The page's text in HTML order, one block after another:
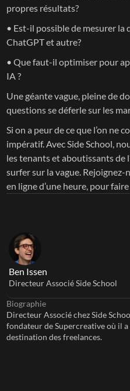
propres résultats?
• Est-il possible de mesurer
ChatGPT et autre?
• Que faut-il optimiser pour
IA ?
Une géante vague, pleine de
questions se déferle sur les
Si on a peur de ce que l’on ne
impératif. Avec Side School,
les tenants et aboutissants de
surfer sur la vague.
en ligne d’une heure, pour
Ben Issen
Directeur Associé Side School
Biographie
Directeur Associé chez Side
fondateur de Supercreative où il
destination des freelances.